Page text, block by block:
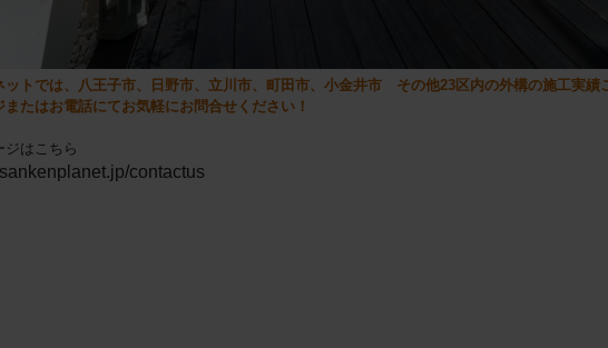
ットでは、八王子市、日野市、立川市、町田市、小金井市 その他23区内の外構の施工実績
たはお電話にてお気軽にお問合せください！
はこちら
contactus